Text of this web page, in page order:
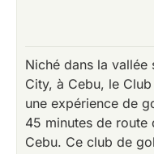
Niché dans la vallée
City, à Cebu, le
une expérience de
45 minutes de
Cebu. Ce club de